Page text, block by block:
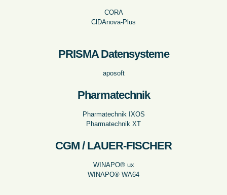
CORA
ClDAnova-Plus
PRISMA Datensysteme
aposoft
Pharmatechnik
Pharmatechnik IXOS
Pharmatechnik XT
CGM / LAUER-FISCHER
WINAPO® ux
WINAPO® WA64